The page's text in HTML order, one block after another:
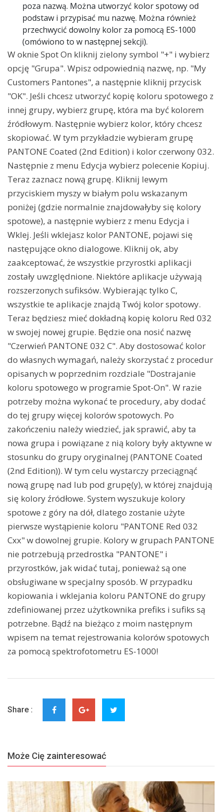
poza nazwą. Można utworzyć kolor spotowy od
podstaw i przypisać mu nazwę. Można również
przechwycić dowolny kolor za pomocą ES-1000
(omówiono to w następnej sekcji).
W oknie Spot On kliknij zielony symbol "+" i wybierz
opcję "Grupa". Wpisz odpowiednią nazwę, np. "My
Customers Pantones", a następnie kliknij przycisk
"OK". Jeśli chcesz utworzyć kopię koloru spotowego z
innej grupy, wybierz grupę, która ma być kolorem
źródłowym. Następnie wybierz kolor, który chcesz
skopiować. W tym przykładzie wybieram grupę
PANTONE Coated (2nd Edition) i kolor czerwony 032.
Następnie z menu Edycja wybierz polecenie Kopiuj.
Teraz zaznacz nową grupę. Kliknij lewym
przyciskiem myszy w białym polu wskazanym
poniżej (gdzie normalnie znajdowałyby się kolory
spotowe), a następnie wybierz z menu Edycja i
Wklej. Jeśli wklejasz kolor PANTONE, pojawi się
następujące okno dialogowe. Kliknij ok, aby
zaakceptować, że wszystkie przyrostki aplikacji
zostały uwzględnione. Niektóre aplikacje używają
rozszerzonych sufiksów. Wybierając tylko C,
wszystkie te aplikacje znajdą Twój kolor spotowy.
Teraz będziesz mieć dokładną kopię koloru Red 032
w swojej nowej grupie. Będzie ona nosić nazwę
"Czerwień PANTONE 032 C". Aby dostosować kolor
do własnych wymagań, należy skorzystać z procedur
opisanych w poprzednim rozdziale "Dostrajanie
koloru spotowego w programie Spot-On". W razie
potrzeby można wykonać te procedury, aby dodać
do tej grupy więcej kolorów spotowych. Po
zakończeniu należy wiedzieć, jak sprawić, aby ta
nowa grupa i powiązane z nią kolory były aktywne w
stosunku do grupy oryginalnej (PANTONE Coated
(2nd Edition)). W tym celu wystarczy przeciągnąć
nową grupę nad lub pod grupę(y), w której znajdują
się kolory źródłowe. System wyszukuje kolory
spotowe z góry na dół, dlatego zostanie użyte
pierwsze wystąpienie koloru "PANTONE Red 032
Cxx" w dowolnej grupie. Kolory w grupach PANTONE
nie potrzebują przedrostka "PANTONE" i
przyrostków, jak widać tutaj, ponieważ są one
obsługiwane w specjalny sposób. W przypadku
kopiowania i wklejania koloru PANTONE do grupy
zdefiniowanej przez użytkownika prefiks i sufiks są
potrzebne. Bądź na bieżąco z moim następnym
wpisem na temat rejestrowania kolorów spotowych
za pomocą spektrofotometru ES-1000!
Share :
Może Cię zainteresować